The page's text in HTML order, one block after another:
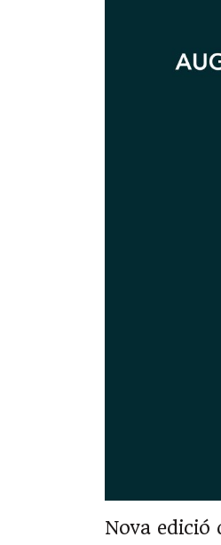
Nova edició